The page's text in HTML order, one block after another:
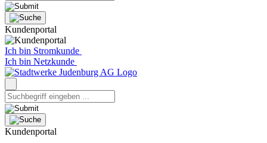
Kundenportal
Ich bin Stromkunde
Ich bin Netzkunde
Kundenportal